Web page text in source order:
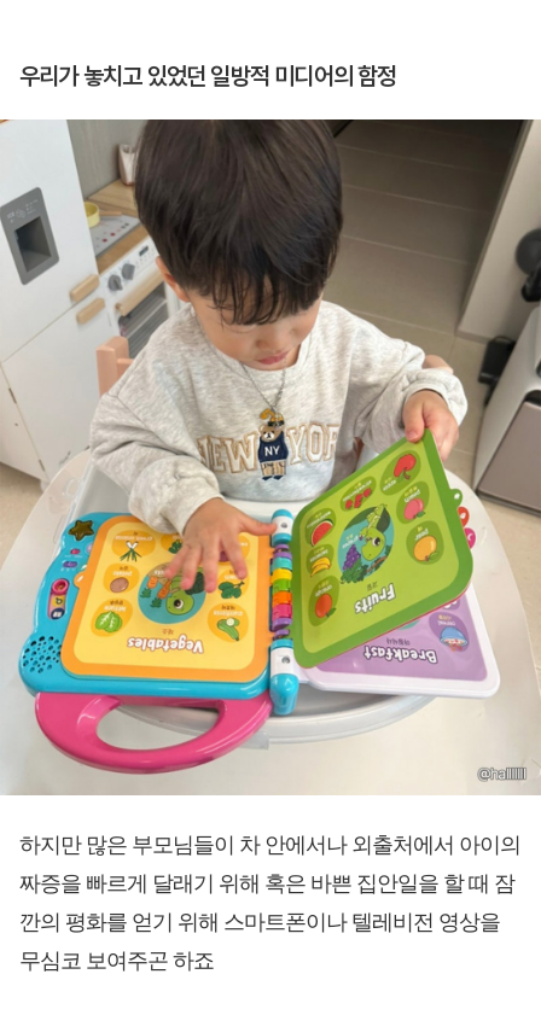
우리가 놓치고 있었던 일방적 미디어의 함정
하지만 많은 부모님들이 차 안에서나 외출처에서 아이의
짜증을 빠르게 달래기 위해 혹은 바쁜 집안일을 할 때 잠
깐의 평화를 얻기 위해 스마트폰이나 텔레비전 영상을
무심코 보여주곤 하죠